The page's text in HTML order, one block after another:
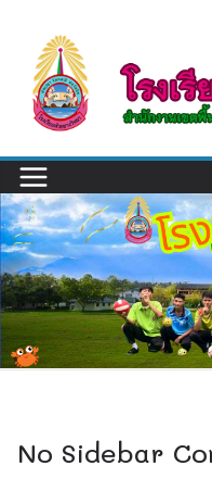
content
No Sidebar